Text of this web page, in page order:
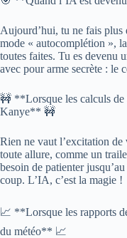
Aujourd’hui, tu ne fais plus
mode « autocomplétion »,
toutes faites. Tu es devenu
avec pour arme secrète : le
🚧 **Lorsque les calculs de
Kanye** 🚧
Rien ne vaut l’excitation de
toute allure, comme un
besoin de patienter
coup. L’IA, c’est la magie !
📈 **Lorsque les rapports
du météo** 📈